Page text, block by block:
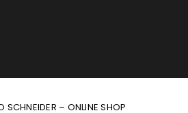
– ONLINE SHOP